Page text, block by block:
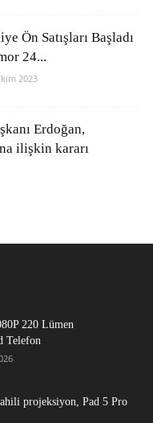
Ön Satışları Başladı
24...
2023
Erdoğan,
ilişkin kararı
220 Lümen
Telefon
projeksiyon, Pad 5 Pro